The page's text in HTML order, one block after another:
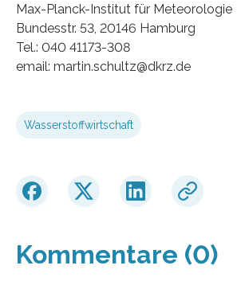
Max-Planck-Institut für Meteorologie
Bundesstr. 53, 20146 Hamburg
Tel.: 040 41173-308
email: martin.schultz@dkrz.de
Wasserstoffwirtschaft
Kommentare (0)